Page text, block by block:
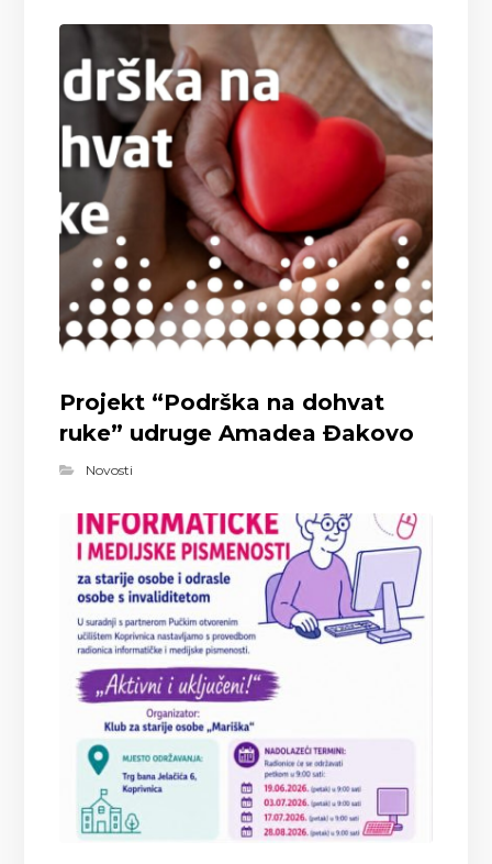
Projekt “Podrška na dohvat
ruke” udruge Amadea Đakovo
Novosti